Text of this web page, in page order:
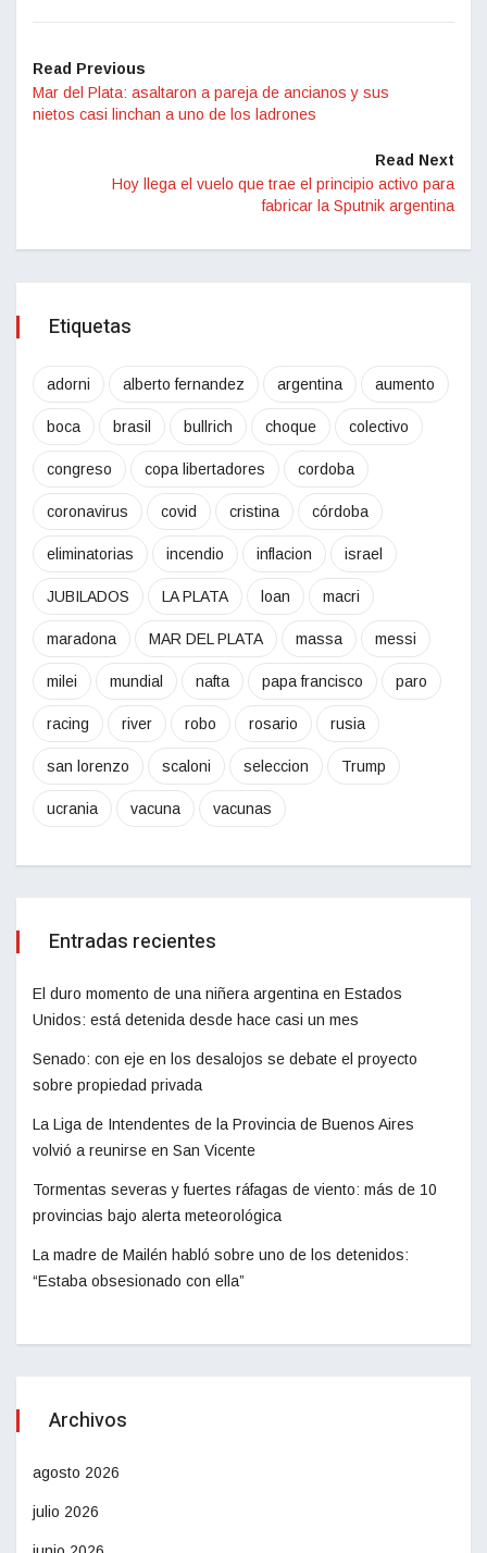
Read Previous
Mar del Plata: asaltaron a pareja de ancianos y sus
nietos casi linchan a uno de los ladrones
Read Next
Hoy llega el vuelo que trae el principio activo para
fabricar la Sputnik argentina
Etiquetas
adorni alberto fernandez argentina aumento
boca brasil bullrich choque colectivo
congreso copa libertadores cordoba
coronavirus covid cristina córdoba
eliminatorias incendio inflacion israel
JUBILADOS LA PLATA loan macri
maradona MAR DEL PLATA massa messi
milei mundial nafta papa francisco paro
racing river robo rosario rusia
san lorenzo scaloni seleccion Trump
ucrania vacuna vacunas
Entradas recientes
El duro momento de una niñera argentina en Estados
Unidos: está detenida desde hace casi un mes
Senado: con eje en los desalojos se debate el proyecto
sobre propiedad privada
La Liga de Intendentes de la Provincia de Buenos Aires
volvió a reunirse en San Vicente
Tormentas severas y fuertes ráfagas de viento: más de 10
provincias bajo alerta meteorológica
La madre de Mailén habló sobre uno de los detenidos:
“Estaba obsesionado con ella”
Archivos
agosto 2026
julio 2026